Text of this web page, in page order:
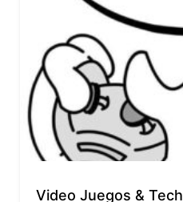
Video Juegos & Tech